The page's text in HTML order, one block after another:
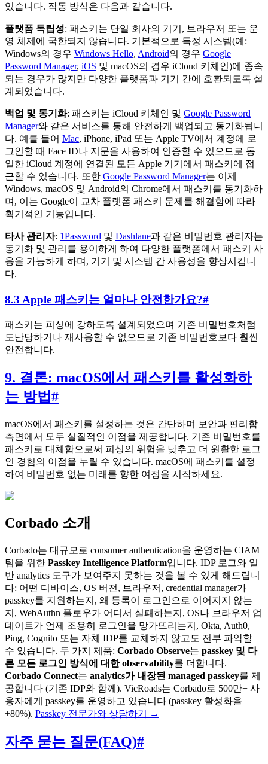
있습니다. 작동 방식은 다음과 같습니다.
플랫폼 독립성: 패스키는 단일 회사의 기기, 브라우저 또는 운
영 체제에 국한되지 않습니다. 기본적으로 특정 시스템(예:
Windows의 경우 Windows Hello, Android의 경우 Google
Password Manager, iOS 및 macOS의 경우 iCloud 키체인)에 종속
되는 경우가 많지만 다양한 플랫폼과 기기 간에 호환되도록 설
계되었습니다.
백업 및 동기화: 패스키는 iCloud 키체인 및 Google Password
Manager와 같은 서비스를 통해 안전하게 백업되고 동기화됩니
다. 예를 들어 Mac, iPhone, iPad 또는 Apple TV에서 계정에 로
그인할 때 Face ID나 지문을 사용하여 인증할 수 있으므로 동
일한 iCloud 계정에 연결된 모든 Apple 기기에서 패스키에 접
근할 수 있습니다. 또한 Google Password Manager는 이제
Windows, macOS 및 Android의 Chrome에서 패스키를 동기화하
며, 이는 Google이 교차 플랫폼 패스키 문제를 해결함에 따라
획기적인 기능입니다.
타사 관리자: 1Password 및 Dashlane과 같은 비밀번호 관리자는
동기화 및 관리를 용이하게 하여 다양한 플랫폼에서 패스키 사
용을 가능하게 하며, 기기 및 시스템 간 사용성을 향상시킵니
다.
8.3 Apple 패스키는 얼마나 안전한가요?#
패스키는 피싱에 강하도록 설계되었으며 기존 비밀번호처럼
도난당하거나 재사용할 수 없으므로 기존 비밀번호보다 훨씬
안전합니다.
9. 결론: macOS에서 패스키를 활성화하
는 방법#
macOS에서 패스키를 설정하는 것은 간단하며 보안과 편리함
측면에서 모두 실질적인 이점을 제공합니다. 기존 비밀번호를
패스키로 대체함으로써 피싱의 위험을 낮추고 더 원활한 로그
인 경험의 이점을 누릴 수 있습니다. macOS에 패스키를 설정
하여 비밀번호 없는 미래를 향한 여정을 시작하세요.
Corbado 소개
Corbado는 대규모로 consumer authentication을 운영하는 CIAM
팀을 위한 Passkey Intelligence Platform입니다. IDP 로그와 일
반 analytics 도구가 보여주지 못하는 것을 볼 수 있게 해드립니
다: 어떤 디바이스, OS 버전, 브라우저, credential manager가
passkey를 지원하는지, 왜 등록이 로그인으로 이어지지 않는
지, WebAuthn 플로우가 어디서 실패하는지, OS나 브라우저 업
데이트가 언제 조용히 로그인을 망가뜨리는지, Okta, Auth0,
Ping, Cognito 또는 자체 IDP를 교체하지 않고도 전부 파악할
수 있습니다. 두 가지 제품: Corbado Observe는 passkey 및 다
른 모든 로그인 방식에 대한 observability를 더합니다.
Corbado Connect는 analytics가 내장된 managed passkey를 제
공합니다 (기존 IDP와 함께). VicRoads는 Corbado로 500만+ 사
용자에게 passkey를 운영하고 있습니다 (passkey 활성화율
+80%). Passkey 전문가와 상담하기 →
자주 묻는 질문(FAQ)#